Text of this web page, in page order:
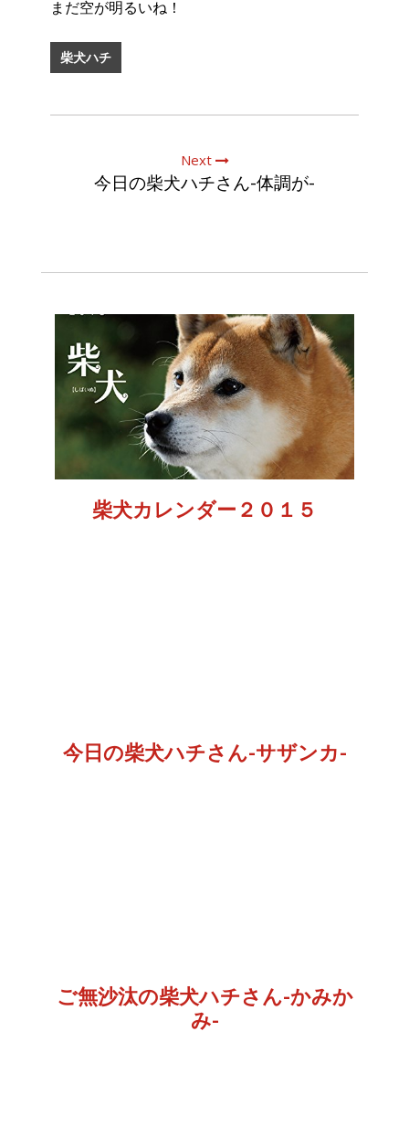
まだ空が明るいね！
柴犬ハチ
Next
今日の柴犬ハチさん-体調が-
柴犬カレンダー２０１５
今日の柴犬ハチさん-サザンカ-
ご無沙汰の柴犬ハチさん-かみか
み-